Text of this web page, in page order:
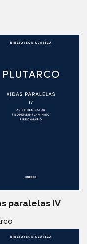
paralelas IV